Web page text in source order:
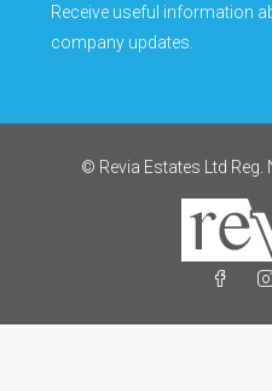
Receive useful information
company updates.
© Revia Estates Ltd